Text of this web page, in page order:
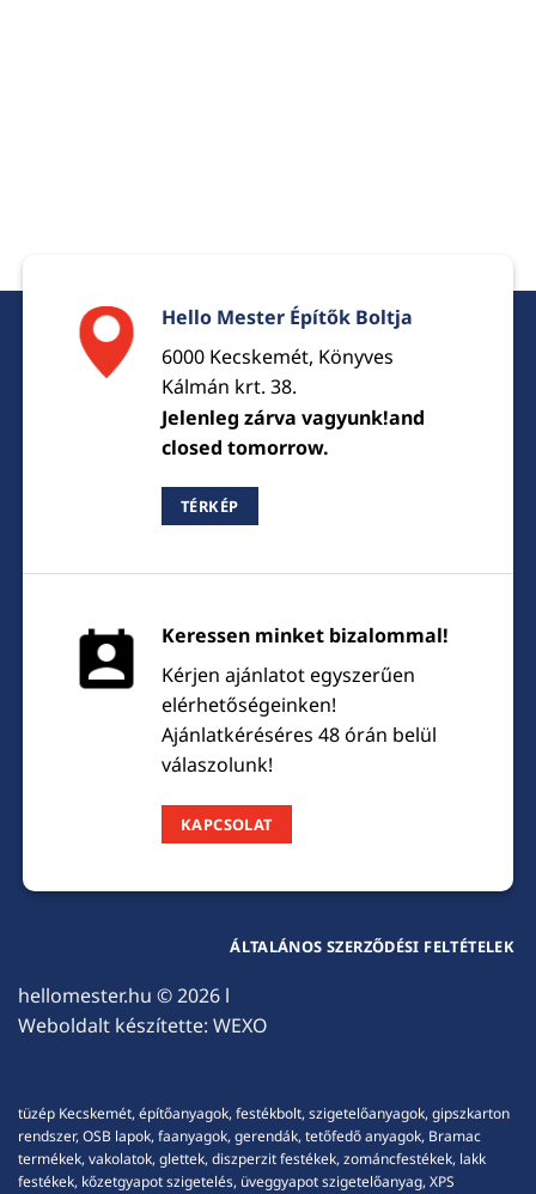
Hello Mester Építők Boltja
6000 Kecskemét, Könyves
Kálmán krt. 38.
Jelenleg zárva vagyunk!and
closed tomorrow.
TÉRKÉP
Keressen minket bizalommal!
Kérjen ajánlatot egyszerűen
elérhetőségeinken!
Ajánlatkéréséres 48 órán belül
válaszolunk!
KAPCSOLAT
hellomester.hu © 2026 l
Weboldalt készítette: WEXO
ÁLTALÁNOS SZERZŐDÉSI FELTÉTELEK
tüzép Kecskemét, építőanyagok, festékbolt, szigetelőanyagok, gipszkarton
rendszer, OSB lapok, faanyagok, gerendák, tetőfedő anyagok, Bramac
termékek, vakolatok, glettek, diszperzit festékek, zománcfestékek, lakk
festékek, kőzetgyapot szigetelés, üveggyapot szigetelőanyag, XPS